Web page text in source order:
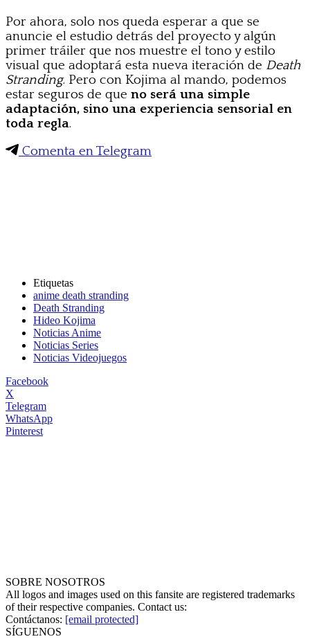
Por ahora, solo nos queda esperar a que se
anuncie el estudio detrás del proyecto y algún
primer tráiler que nos muestre el tono y estilo
visual que adoptará esta nueva iteración de Death
Stranding. Pero con Kojima al mando, podemos
estar seguros de que no será una simple
adaptación, sino una experiencia sensorial en
toda regla.
Comenta en Telegram
Etiquetas
anime death stranding
Death Stranding
Hideo Kojima
Noticias Anime
Noticias Series
Noticias Videojuegos
Facebook
X
Telegram
WhatsApp
Pinterest
SOBRE NOSOTROS
All logos and images used on this fansite are registered trademarks
of their respective companies. Contact us:
Contáctanos: [email protected]
SÍGUENOS